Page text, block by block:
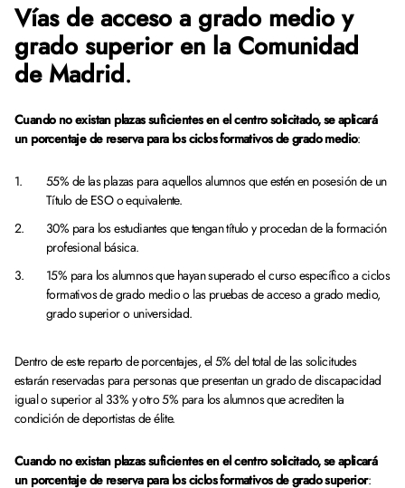
Vías de acceso a grado medio y
grado superior en la Comunidad
de Madrid.
Cuando no existan plazas suficientes en el centro solicitado, se aplicará
un porcentaje de reserva para los ciclos formativos de grado medio:
55% de las plazas para aquellos alumnos que estén en posesión de un
Título de ESO o equivalente.
30% para los estudiantes que tengan título y procedan de la formación
profesional básica.
15% para los alumnos que hayan superado el curso específico a ciclos
formativos de grado medio o las pruebas de acceso a grado medio,
grado superior o universidad.
Dentro de este reparto de porcentajes, el 5% del total de las solicitudes
estarán reservadas para personas que presentan un grado de discapacidad
igual o superior al 33% y otro 5% para los alumnos que acrediten la
condición de deportistas de élite.
Cuando no existan plazas suficientes en el centro solicitado, se aplicará
un porcentaje de reserva para los ciclos formativos de grado superior: